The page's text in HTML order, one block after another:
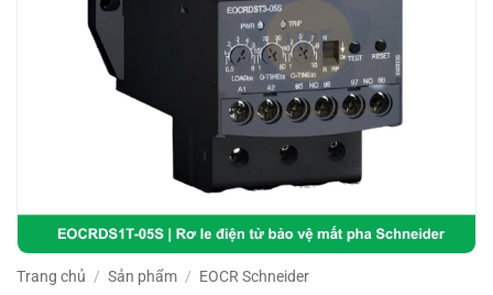
Trang chủ / Sản phẩm / EOCR Schneider